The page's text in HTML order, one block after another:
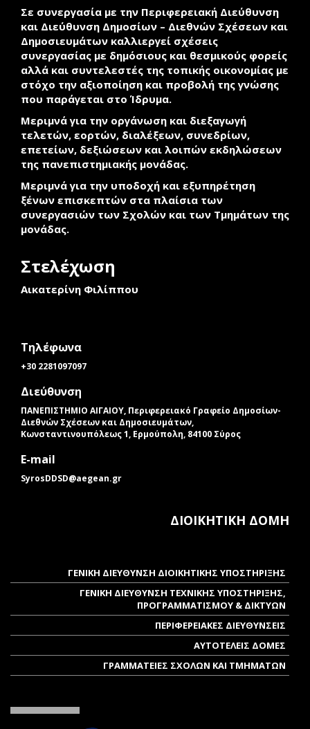
Σε συνεργασία με την Περιφερειακή Διεύθυνση
και Διεύθυνση Δημοσίων – Διεθνών Σχέσεων και
Δημοσιευμάτων καλλιεργεί σχέσεις
συνεργασίας με δημόσιους και θεσμικούς φορείς
αλλά και συντελεστές της τοπικής οικονομίας με
στόχο την αξιοποίηση και προβολή της γνώσης
που παράγεται στο Ίδρυμα.
Μεριμνά για την οργάνωση και διεξαγωγή
τελετών, εορτών, διαλέξεων, συνεδρίων,
επετείων, δεξιώσεων και λοιπών εκδηλώσεων
της πανεπιστημιακής μονάδας.
Μεριμνά για την υποδοχή και εξυπηρέτηση
ξένων επισκεπτών στα πλαίσια των
συνεργασιών των Σχολών και των Τμημάτων της
μονάδας.
Στελέχωση
Αικατερίνη Φιλίππου
Τηλέφωνα
+30 2281097097
Διεύθυνση
ΠΑΝΕΠΙΣΤΗΜΙΟ ΑΙΓΑΙΟΥ, Περιφερειακό Γραφείο Δημοσίων-
Διεθνών Σχέσεων και Δημοσιευμάτων,
Κωνσταντινουπόλεως 1, Ερμούπολη, 84100 Σύρος
E-mail
SyrosDDSD@aegean.gr
ΔΙΟΙΚΗΤΙΚΗ ΔΟΜΗ
ΓΕΝΙΚΗ ΔΙΕΥΘΥΝΣΗ ΔΙΟΙΚΗΤΙΚΗΣ ΥΠΟΣΤΗΡΙΞΗΣ
ΓΕΝΙΚΗ ΔΙΕΥΘΥΝΣΗ ΤΕΧΝΙΚΗΣ ΥΠΟΣΤΗΡΙΞΗΣ,
ΠΡΟΓΡΑΜΜΑΤΙΣΜΟΥ & ΔΙΚΤΥΩΝ
ΠΕΡΙΦΕΡΕΙΑΚΕΣ ΔΙΕΥΘΥΝΣΕΙΣ
ΑΥΤΟΤΕΛΕΙΣ ΔΟΜΕΣ
ΓΡΑΜΜΑΤΕΙΕΣ ΣΧΟΛΩΝ ΚΑΙ ΤΜΗΜΑΤΩΝ